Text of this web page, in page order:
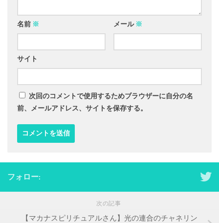
名前 ※ メール ※
サイト
次回のコメントで使用するためブラウザーに自分の名
前、メールアドレス、サイトを保存する。
フォロー:
次の記事
【マカナスピリチュアルさん】光の連合のチャネリン